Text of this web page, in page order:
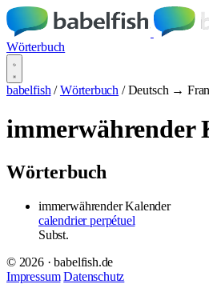
Wörterbuch
babelfish / Wörterbuch / Deutsch →
immerwährender
Wörterbuch
immerwährender Kalender
calendrier perpétuel
Subst.
© 2026 · babelfish.de
Impressum Datenschutz